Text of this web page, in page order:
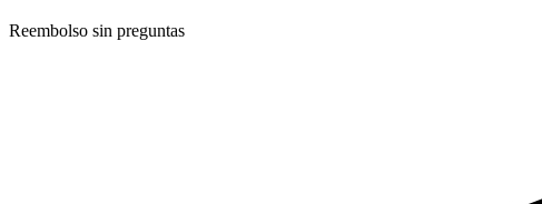
Reembolso sin preguntas